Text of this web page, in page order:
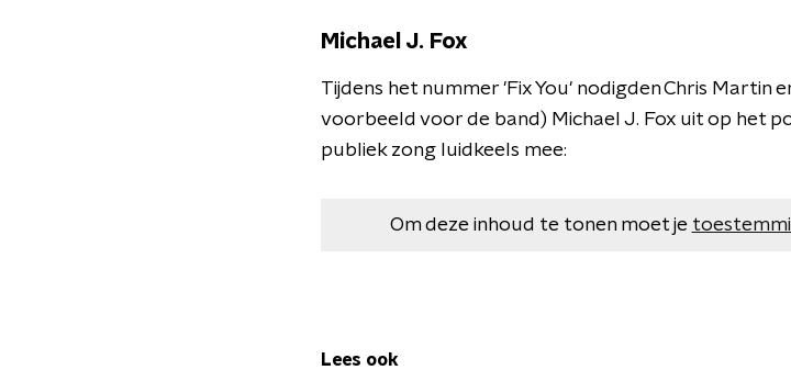
Michael J. Fox
Tijdens het nummer 'Fix You' nodigden Chris Martin
voorbeeld voor de band) Michael J. Fox uit op het
publiek zong luidkeels mee:
Om deze inhoud te tonen moet je
Lees ook